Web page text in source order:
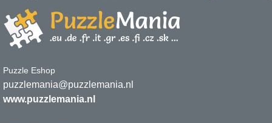
Puzzle Eshop
puzzlemania@puzzlemania.nl
www.puzzlemania.nl